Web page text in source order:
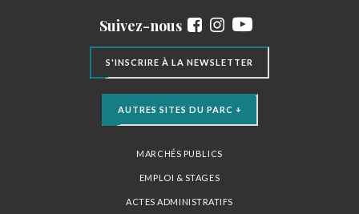
MARCHÉS PUBLICS
EMPLOI & STAGES
ACTES ADMINISTRATIFS
Suivez-nous
S'INSCRIRE À LA NEWSLETTER
AUTRES SITES DU PARC +